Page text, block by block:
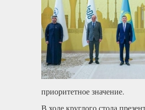
приоритетное значение.
В ходе круглого стола